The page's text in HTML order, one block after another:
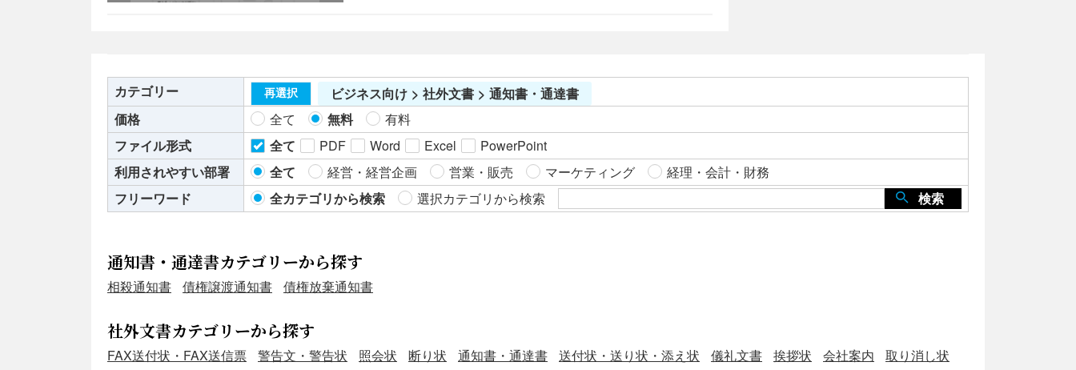
ればと存じます。2020年4月1日施行の改正民法対応版です。
なお、「オプション契約」を締結する際には、契約締結時点
で、将来締結される場合の「ライセンス契約」の内容を確定
させていることが通常です。（ライセンス契約の内容が確定
していないと、オプション権を行使するべきかの判断ができ
ないため。） したがって、「オプション契約」の締結前に
「ライセンス契約」を別途ご用意し、オプション権の行使後
は、当該「ライセンス契約」が締結対象となることを取り決
４条（オプションの対価） 第５条（オプションの行使） 第６
条（目的外使用の禁止） 第７条（契約解除） 第８条（契約終
カテゴリー 再選択
ビジネス向け > 社外文書 > 通知書・通達書
価格
全て 無料
有料
ファイル形式
全て PDF Word Excel
PowerPoint
利用されやすい部署
全て 経営・経営企画 営業・販売 マーケティング
経理・会計・財務
フリーワード
全カテゴリから検索 選択カテゴリから検索 検索
通知書・通達書カテゴリーから探す
相殺通知書 債権譲渡通知書 債権放棄通知書
社外文書カテゴリーから探す
FAX送付状・FAX送信票 警告文・警告状 照会状 断り状 通知書・通達書 送付状・送り状・添え状 儀礼文書 挨拶状 会社案内
取り消し状